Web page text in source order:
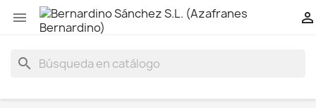
 
search